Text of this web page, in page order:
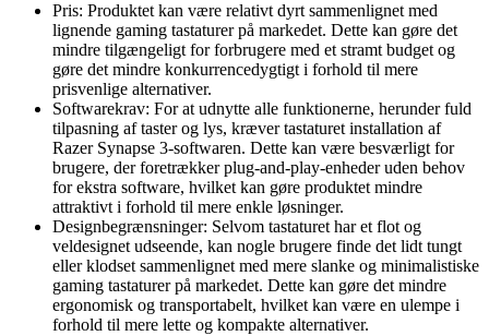
Pris: Produktet kan være relativt dyrt sammenlignet med
lignende gaming tastaturer på markedet. Dette kan gøre det
mindre tilgængeligt for forbrugere med et stramt budget og
gøre det mindre konkurrencedygtigt i forhold til mere
prisvenlige alternativer.
Softwarekrav: For at udnytte alle funktionerne, herunder fuld
tilpasning af taster og lys, kræver tastaturet installation af
Razer Synapse 3-softwaren. Dette kan være besværligt for
brugere, der foretrækker plug-and-play-enheder uden behov
for ekstra software, hvilket kan gøre produktet mindre
attraktivt i forhold til mere enkle løsninger.
Designbegrænsninger: Selvom tastaturet har et flot og
veldesignet udseende, kan nogle brugere finde det lidt tungt
eller klodset sammenlignet med mere slanke og minimalistiske
gaming tastaturer på markedet. Dette kan gøre det mindre
ergonomisk og transportabelt, hvilket kan være en ulempe i
forhold til mere lette og kompakte alternativer.